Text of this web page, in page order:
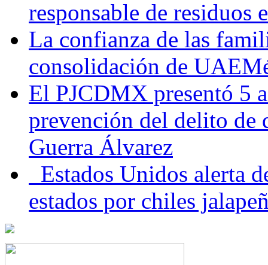
responsable de residuos
La confianza de las
consolidación de
El PJCDMX presentó 5
prevención del delito de
Guerra Álvarez
Estados Unidos alerta
estados por chiles